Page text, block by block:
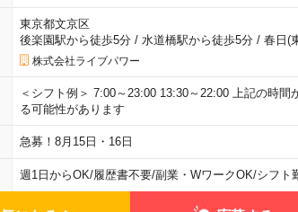
東京都文京区
後楽園駅から徒歩5分/ 水道橋駅から徒歩5分/ 春日(
株式会社ライブパワー
＜シフト例＞ 7:00～23:00 13:30～22:00 上記の時
る可能性があります
急募！8月15日・16日
週1日からOK/履歴書不要/副業・WワークOK/シフト